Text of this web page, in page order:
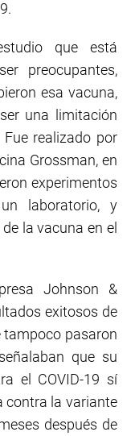
que está
preocupantes,
esa vacuna,
una limitación
realizado por
Grossman, en
experimentos
laboratorio, y
la vacuna en el
Johnson &
exitosos de
tampoco pasaron
que su
el COVID-19 sí
contra la variante
después de